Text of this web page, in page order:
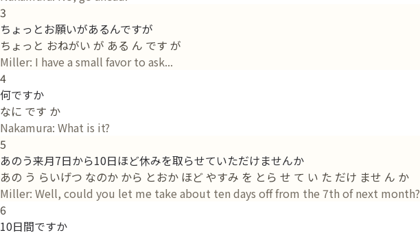
3
ちょっとお願いがあるんですが
ちょっと おねがい が ある ん です が
Miller: I have a small favor to ask...
4
何ですか
なに です か
Nakamura: What is it?
5
あのう来月7日から10日ほど休みを取らせていただけませんか
あの う らいげつ なのか から とおか ほど やすみ を とら せ て い た だけ ませ ん か
Miller: Well, could you let me take about ten days off from the 7th of next month?
6
10日間ですか